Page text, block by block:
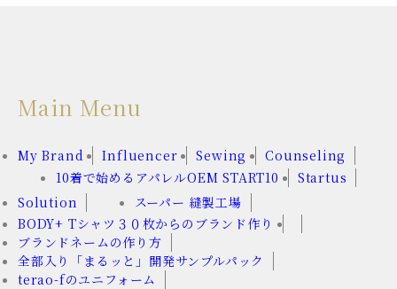
Main Menu
My Brand Influencer Sewing
Counseling
10着で始めるアパレルOEM START10
Startus
Solution
スーパー 縫製工場
BODY+ Tシャツ３０枚からのブランド作り
ブランドネームの作り方
全部入り「まるッと」開発サンプルパック
terao-fのユニフォーム